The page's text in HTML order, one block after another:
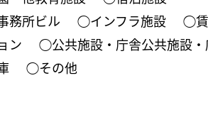
務所ビル
◯インフラ施設
◯賃
ン
◯公共施設・庁舎公共施設
◯その他